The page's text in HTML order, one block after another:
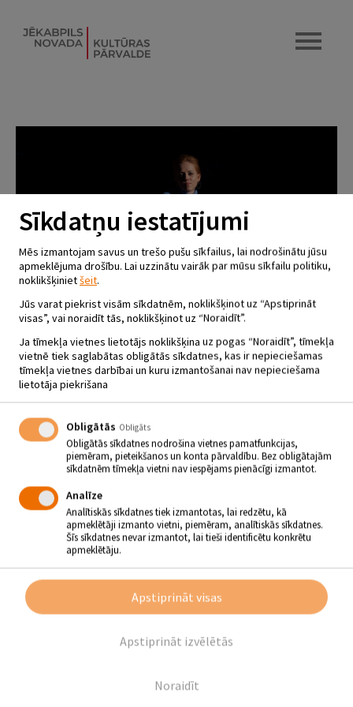
DAUDZSĒRIJU FILMAS
“PADOMJU DŽINSI” 6. –
8.SĒRIJA
04.04.2024 - plkst.18.00
Viesītes kultūras centrs “Sēlija”
4.04. plkst.18.00 KINO ZĀLĒ
Daudzsēriju filmas “Padomju džinsi” 6. – 8.sērija
“Padomju Džinsi” ir traģikomisks stāsts par brīvdomātājiem un
konformistiem, par attiecībām un izvēlēm, par robežu un pasaules
atvēršanos. Un par biksēm, kas izmainīja pasauli! Septiņdesmito
gadu izskaņā – laikā, kad visā PSRS ir izvērsta pati sīvākā
propaganda pret rietumu kultūru – kādā Latvijas psihiatriskajā
pagrīdes džinsu ražotni.
Sīkdatņu iestatījumi
Mēs izmantojam savus un trešo pušu sīkfailus, lai nodrošinātu jūsu
apmeklējuma drošību. Lai uzzinātu vairāk par mūsu sīkfailu politiku,
noklikšķinietšeit.
Jūs varat piekrist visām sīkdatnēm, noklikšķinot uz “Apstiprināt
visas”, vai noraidīt tās, noklikšķinot uz “Noraidīt”.
Ja tīmekļa vietnes lietotājs noklikšķina uz pogas “Noraidīt”, tīmekļa
vietnē tiek saglabātas obligātās sīkdatnes, kas ir nepieciešamas
tīmekļa vietnes darbībai un kuru izmantošanai nav nepieciešama
lietotāja piekrišana
Obligātās Obligāts
Obligātās sīkdatnes nodrošina vietnes pamatfunkcijas,
piemēram, pieteikšanos un konta pārvaldību. Bez obligātajām
sīkdatnēm tīmekļa vietni nav iespējams pienācīgi izmantot.
Analīze
Analītiskās sīkdatnes tiek izmantotas, lai redzētu, kā
apmeklētāji izmanto vietni, piemēram, analītiskās sīkdatnes.
Šīs sīkdatnes nevar izmantot, lai tieši identificētu konkrētu
apmeklētāju.
Noraidīt
Apstiprināt izvēlētās
Apstiprināt visas